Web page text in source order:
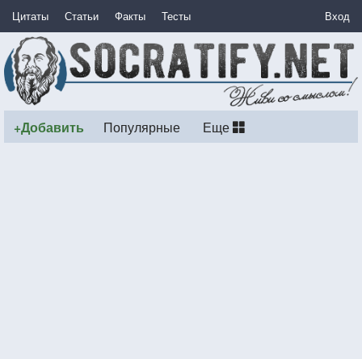
Цитаты Статьи Факты Тесты Вход
+Добавить Популярные Еще